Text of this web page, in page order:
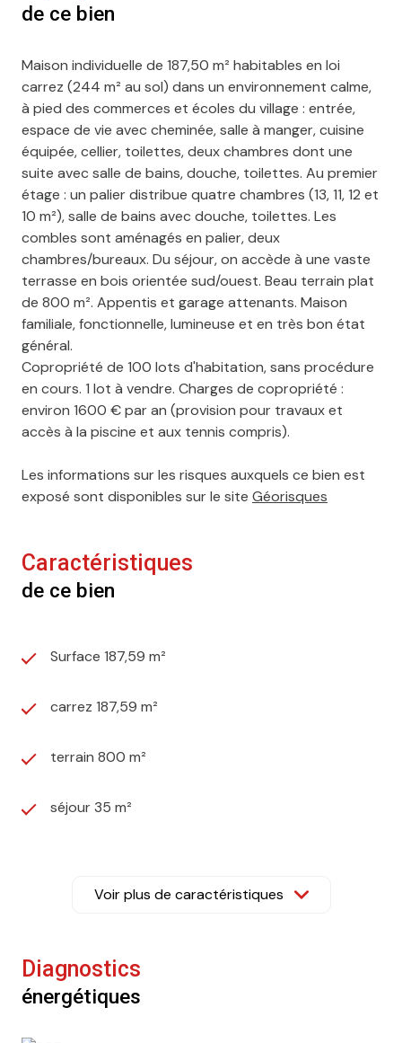
de ce bien
Maison individuelle de 187,50 m² habitables en loi
carrez (244 m² au sol) dans un environnement calme,
à pied des commerces et écoles du village : entrée,
espace de vie avec cheminée, salle à manger, cuisine
équipée, cellier, toilettes, deux chambres dont une
suite avec salle de bains, douche, toilettes. Au premier
étage : un palier distribue quatre chambres (13, 11, 12 et
10 m²), salle de bains avec douche, toilettes. Les
combles sont aménagés en palier, deux
chambres/bureaux. Du séjour, on accède à une vaste
terrasse en bois orientée sud/ouest. Beau terrain plat
de 800 m². Appentis et garage attenants. Maison
familiale, fonctionnelle, lumineuse et en très bon état
général.
Copropriété de 100 lots d'habitation, sans procédure
en cours. 1 lot à vendre. Charges de copropriété :
environ 1600 € par an (provision pour travaux et
accès à la piscine et aux tennis compris).
Les informations sur les risques auxquels ce bien est
exposé sont disponibles sur le site Géorisques
Caractéristiques
de ce bien
Surface 187,59 m²
carrez 187,59 m²
terrain 800 m²
séjour 35 m²
1 salle(s) de bain
1 salle(s) d'eau
construit en 1973
Voir plus de caractéristiques
Diagnostics
énergétiques